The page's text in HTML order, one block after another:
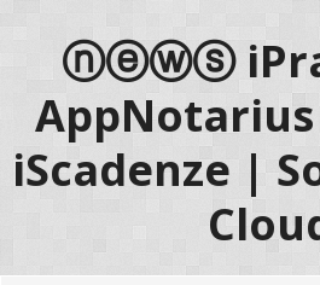
contenuto
principale
laterale
primaria
pagina
ⓝⓔⓦⓢ
iScadenze |